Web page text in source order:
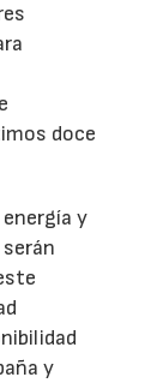
doce
energía y
y